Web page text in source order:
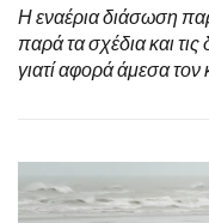
Η εναέρια διάσωση
παρά τα σχέδια και τις
γιατί αφορά άμεσα